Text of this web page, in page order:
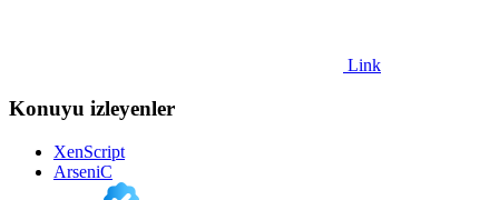
Link
Konuyu izleyenler
XenScript
ArseniC